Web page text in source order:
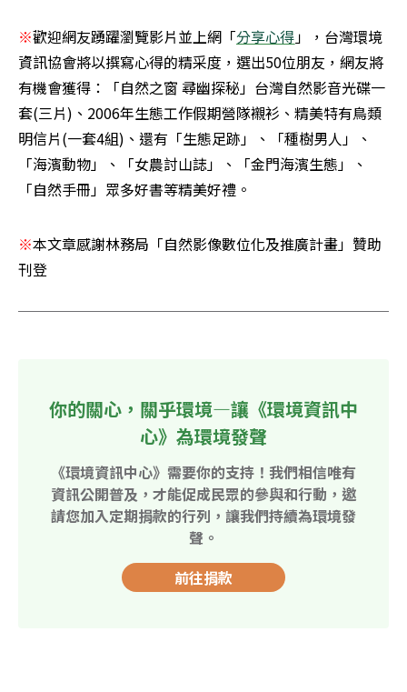
※歡迎網友踴躍瀏覽影片並上網「分享心得 」，台灣環境
資訊協會將以撰寫心得的精采度，選出50位朋友，網友將
有機會獲得：「自然之窗 尋幽探秘」台灣自然影音光碟一
套(三片)、2006年生態工作假期營隊襯衫、精美特有鳥類
明信片(一套4組)、還有「生態足跡」、「種樹男人」、
「海濱動物」、「女農討山誌」、「金門海濱生態」、
「自然手冊」眾多好書等精美好禮。
※本文章感謝林務局「自然影像數位化及推廣計畫」贊助
刊登
你的關心，關乎環境—讓《環境資訊中
心》為環境發聲
《環境資訊中心》需要你的支持！我們相信唯有
資訊公開普及，才能促成民眾的參與和行動，邀
請您加入定期捐款的行列，讓我們持續為環境發
聲。
前往捐款